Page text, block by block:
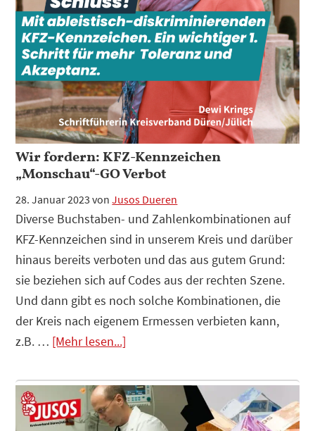
Wir fordern: KFZ-Kennzeichen
„Monschau“-GO Verbot
28. Januar 2023 vonJusos Dueren
Diverse Buchstaben- und Zahlenkombinationen auf
KFZ-Kennzeichen sind in unserem Kreis und darüber
hinaus bereits verboten und das aus gutem Grund:
sie beziehen sich auf Codes aus der rechten Szene.
Und dann gibt es noch solche Kombinationen, die
der Kreis nach eigenem Ermessen verbieten kann,
z.B. … [Mehr lesen...]
Plugin
Wir
fordern: